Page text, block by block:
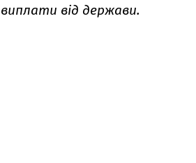
виплати від держави.